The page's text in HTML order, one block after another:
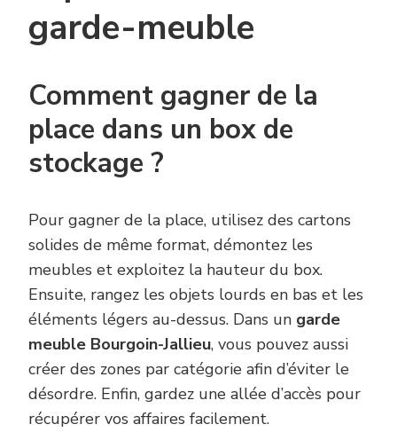
garde-meuble
Comment gagner de la
place dans un box de
stockage ?
Pour gagner de la place, utilisez des cartons
solides de même format, démontez les
meubles et exploitez la hauteur du box.
Ensuite, rangez les objets lourds en bas et les
éléments légers au-dessus. Dans un garde
meuble Bourgoin-Jallieu, vous pouvez aussi
créer des zones par catégorie afin d’éviter le
désordre. Enfin, gardez une allée d’accès pour
récupérer vos affaires facilement.